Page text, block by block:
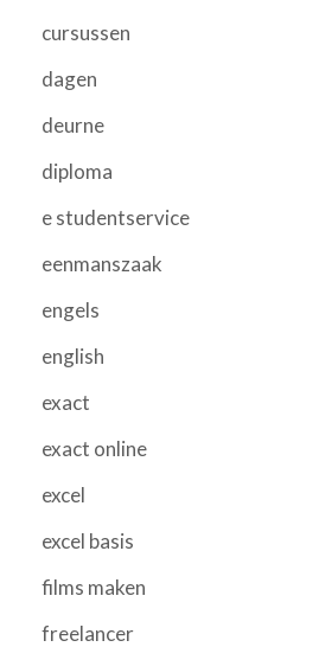
cursussen
dagen
deurne
diploma
e studentservice
eenmanszaak
engels
english
exact
exact online
excel
excel basis
films maken
freelancer